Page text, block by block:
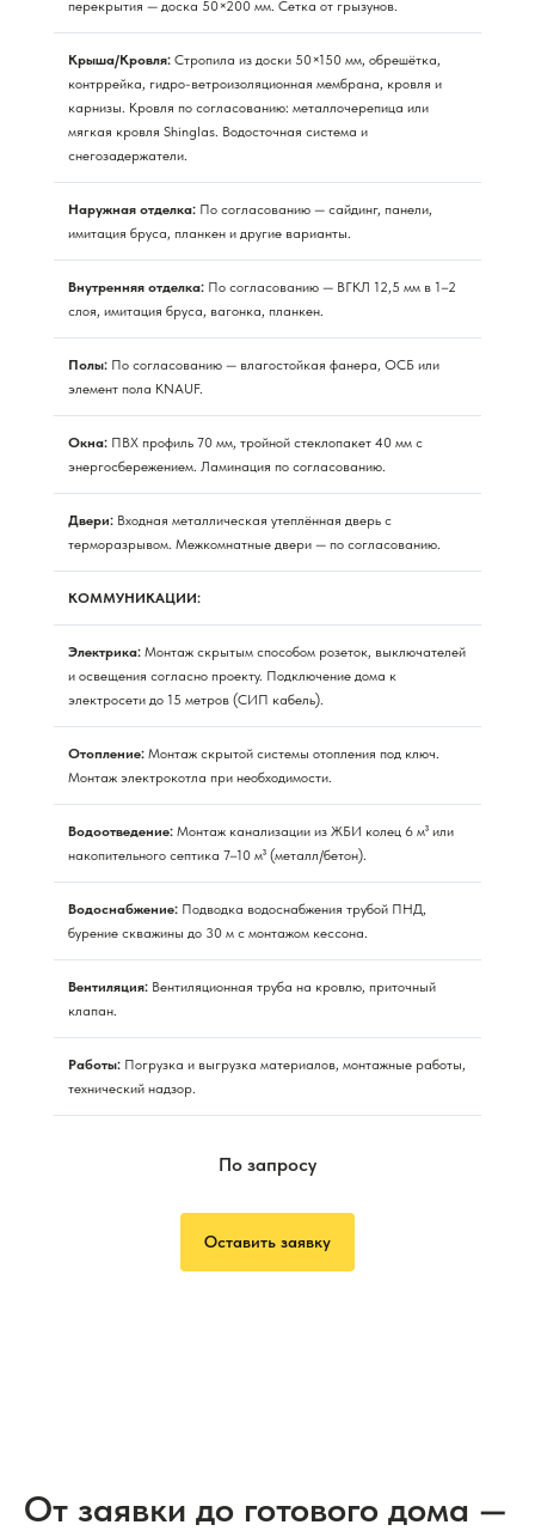
перекрытия — доска 50×200 мм. Сетка от грызунов.
Крыша/Кровля: Стропила из доски 50×150 мм, обрешётка,
контррейка, гидро-ветроизоляционная мембрана, кровля и
карнизы. Кровля по согласованию: металлочерепица или
мягкая кровля Shinglas. Водосточная система и
снегозадержатели.
Наружная отделка: По согласованию — сайдинг, панели,
имитация бруса, планкен и другие варианты.
Внутренняя отделка: По согласованию — ВГКЛ 12,5 мм в 1–2
слоя, имитация бруса, вагонка, планкен.
Полы: По согласованию — влагостойкая фанера, ОСБ или
элемент пола KNAUF.
Окна: ПВХ профиль 70 мм, тройной стеклопакет 40 мм с
энергосбережением. Ламинация по согласованию.
Двери: Входная металлическая утеплённая дверь с
терморазрывом. Межкомнатные двери — по согласованию.
КОММУНИКАЦИИ:
Электрика: Монтаж скрытым способом розеток, выключателей
и освещения согласно проекту. Подключение дома к
электросети до 15 метров (СИП кабель).
Отопление: Монтаж скрытой системы отопления под ключ.
Монтаж электрокотла при необходимости.
Водоотведение: Монтаж канализации из ЖБИ колец 6 м³ или
накопительного септика 7–10 м³ (металл/бетон).
Водоснабжение: Подводка водоснабжения трубой ПНД,
бурение скважины до 30 м с монтажом кессона.
Вентиляция: Вентиляционная труба на кровлю, приточный
клапан.
Работы: Погрузка и выгрузка материалов, монтажные работы,
технический надзор.
По запросу
Оставить заявку
От заявки до готового дома —